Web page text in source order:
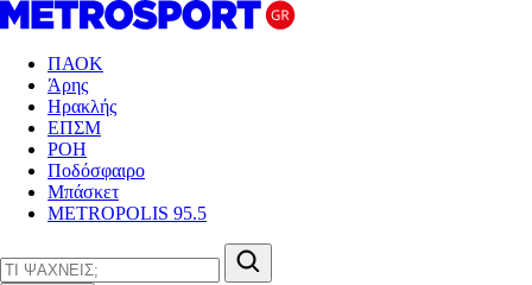
ΠΑΟΚ
Άρης
Ηρακλής
ΕΠΣΜ
ΡΟΗ
Ποδόσφαιρο
Μπάσκετ
METROPOLIS 95.5